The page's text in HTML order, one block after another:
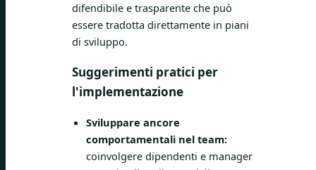
difendibile e trasparente che può
essere tradotta direttamente in piani
di sviluppo.
Suggerimenti pratici per
l'implementazione
Sviluppare ancore
comportamentali nel team:
coinvolgere dipendenti e manager